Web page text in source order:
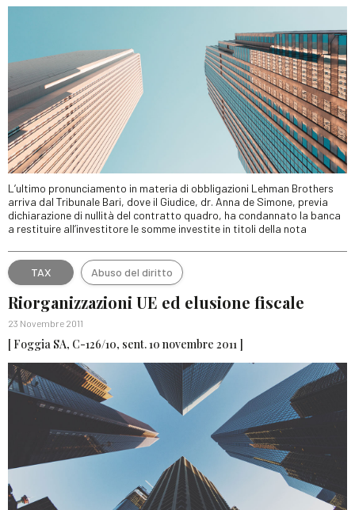
L’ultimo pronunciamento in materia di obbligazioni Lehman Brothers
arriva dal Tribunale Bari, dove il Giudice, dr. Anna de Simone, previa
dichiarazione di nullità del contratto quadro, ha condannato la banca
a restituire all’investitore le somme investite in titoli della nota
TAX Abuso del diritto
Riorganizzazioni UE ed elusione fiscale
23 Novembre 2011
[ Foggia SA, C-126/10, sent. 10 novembre 2011 ]